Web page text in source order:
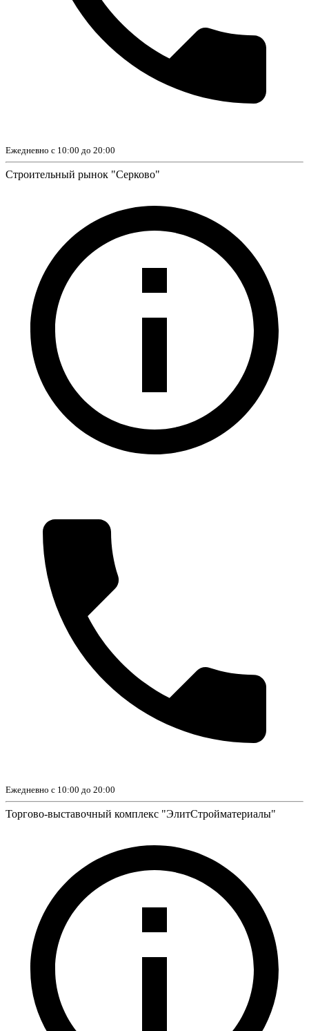
Ежедневно с 10:00 до 20:00
Строительный рынок "Серково"
Ежедневно с 10:00 до 20:00
Торгово-выставочный комплекс "ЭлитСтройматериалы"